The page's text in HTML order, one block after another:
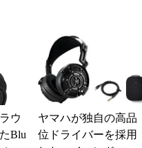
ウ
Blu
ヤマハが独自の高品
位ドライバーを採用